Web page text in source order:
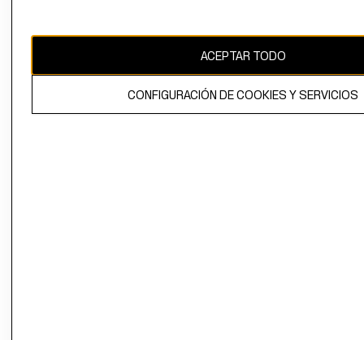
ACEPTAR TODO
CONFIGURACIÓN DE COOKIES Y SERVICIOS